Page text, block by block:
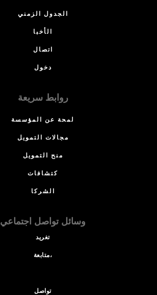
الجدول الزمني
الأخبا
اتصال
دخول
روابط سريعة
لمحة عن المؤسسة
مجالات التمويل
منح التمويل
كتشافات
الشركا
وسائل تواصل اجتماعي
تغريد
متابعة،
تواصل